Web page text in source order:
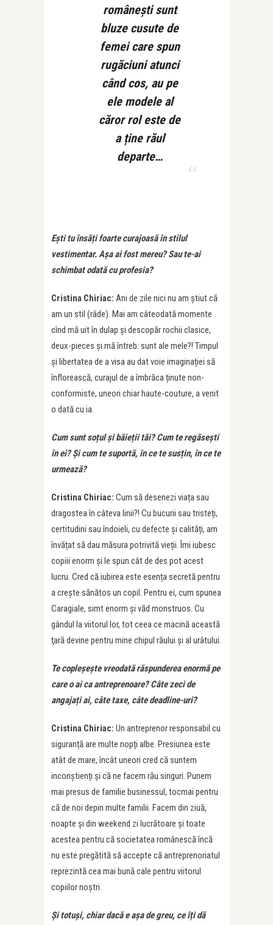
românești sunt
bluze cusute de
femei care spun
rugăciuni atunci
când cos, au pe
ele modele al
căror rol este de
a ține răul
departe…
Ești tu însăți foarte curajoasă în stilul
vestimentar. Așa ai fost mereu? Sau te-ai
schimbat odată cu profesia?
Cristina Chiriac: Ani de zile nici nu am știut că
am un stil (râde). Mai am câteodată momente
cînd mă uit în dulap și descopăr rochii clasice,
deux-pieces și mă întreb: sunt ale mele?! Timpul
și libertatea de a visa au dat voie imaginației să
înflorească, curajul de a îmbrăca ținute non-
conformiste, uneori chiar haute-couture, a venit
o dată cu ia.
Cum sunt soțul și băieții tăi? Cum te regăsești
în ei? Și cum te suportă, în ce te susțin, în ce te
urmează?
Cristina Chiriac: Cum să desenezi viața sau
dragostea în câteva linii?! Cu bucurii sau tristeți,
certitudini sau îndoieli, cu defecte și calități, am
învățat să dau măsura potrivită vieții. Îmi iubesc
copiii enorm și le spun cât de des pot acest
lucru. Cred că iubirea este esența secretă pentru
a crește sănătos un copil. Pentru ei, cum spunea
Caragiale, simt enorm şi văd monstruos. Cu
gândul la viitorul lor, tot ceea ce macină această
ţară devine pentru mine chipul răului şi al urâtului.
Te copleșește vreodată răspunderea enormă pe
care o ai ca antreprenoare? Câte zeci de
angajați ai, câte taxe, câte deadline-uri?
Cristina Chiriac: Un antreprenor responsabil cu
siguranță are multe nopți albe. Presiunea este
atât de mare, încât uneori cred că suntem
inconștienți și că ne facem rău singuri. Punem
mai presus de familie businessul, tocmai pentru
că de noi depin multe familii. Facem din ziuă,
noapte și din weekend zi lucrătoare și toate
acestea pentru că societatea românescă încă
nu este pregătită să accepte că antreprenoriatul
reprezintă cea mai bună cale pentru viitorul
copiilor noștri.
Și totuși, chiar dacă e așa de greu, ce îți dă